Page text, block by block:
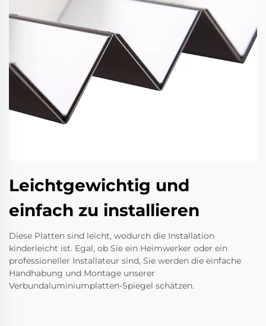
Leichtgewichtig und
einfach zu installieren
Diese Platten sind leicht, wodurch die Installation
kinderleicht ist. Egal, ob Sie ein Heimwerker oder ein
professioneller Installateur sind, Sie werden die einfache
Handhabung und Montage unserer
Verbundaluminiumplatten-Spiegel schätzen.